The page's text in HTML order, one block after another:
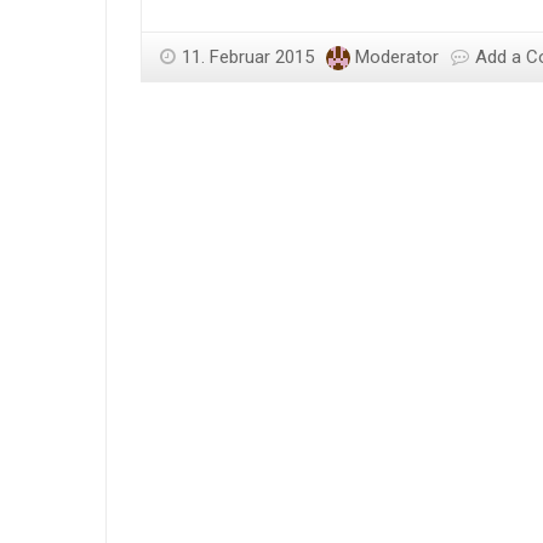
11. Februar 2015 Moderator Add a